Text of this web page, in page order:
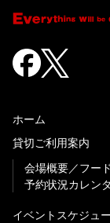
ホーム
貸切ご利用案内
会場概要
フー
予約状況カレン
イベントスケジュ